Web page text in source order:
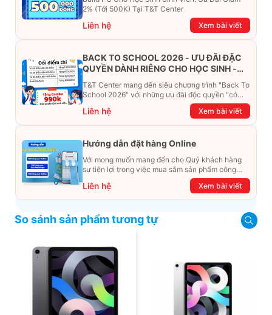
2% (Tới 500K) Tại T&T Center
Liên hệ Xem bài viết
BACK TO SCHOOL 2026 - ƯU ĐÃI ĐẶC
QUYỀN DÀNH RIÊNG CHO HỌC SINH -
T&T Center mang đến siêu chương trình "Back To
School 2026" với những ưu đãi độc quyền "có
một không hai". Đừng để chiếc ví phải "ét-ô-ét",
cùng khám phá ngay ưu đãi siêu khủng dưới đây
nhé!
Liên hệ Xem bài viết
Hướng dẫn đặt hàng Online
Với mong muốn mang đến cho Quý khách hàng
sự tiện lợi trong việc mua sắm sản phẩm công
nghệ từ xa. Trong bài viết này, T&T Center sẽ
hướng dẫn chi tiết cách mua hàng trực tuyến qua
các kênh online Website, Zalo, Messenger và
dễ dàng và nhanh chóng nhất. Cùng xem ngay
Liên hệ Xem bài viết
So sánh sản phẩm tương tự